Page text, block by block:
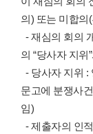
의) 또는 미합의
- 재심의 회의
의 “당사자 지위
- 당사자 지위 :
문고에 분쟁사
임)
- 제출자의 인